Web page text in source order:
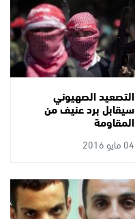
التصعيد الصهيوني
سيقابل برد عنيف من
المقاومة
04 مايو 2016